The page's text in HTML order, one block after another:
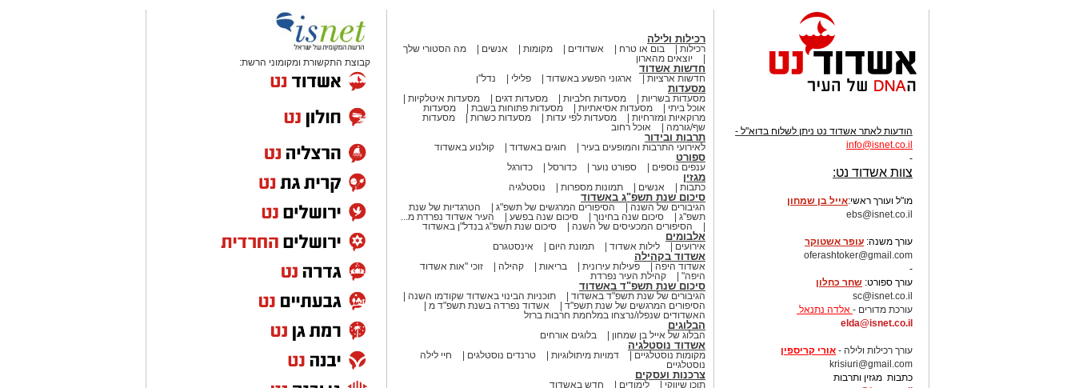
הודעות לאתר אשדוד נט ניתן לשלוח בדוא"ל -
info@isnet.co.i
-
צוות אשדוד נט:
מו"ל ועורך ראשי:אייל בן שמחון
ebs@isnet.co.il
עורך משנה: עופר אשטוקר
oferashtoker@gmail.com
-
עורך ספורט: שחר כחלון
sc@isnet.co.il
עורכת מדורים - אלדה נתנאל
elda@isnet.co.il
עורך רכילות ולילה - אורי קריספין
krisiuri@gmail.com
כתבות מגזין ותרבות
רכילות ולילה
רכילות בום או טרח אשדודים מקומות אנשים
מה הסטורי שלך
יוצאים מהארון
חדשות אשדוד
חדשות ארציות ארגוני הפשע באשדוד פלילי נדל"ן
מסעדות
מסעדות בשריות מסעדות חלביות מסעדות דגים
מסעדות איטלקיות
אוכל ביתי
מסעדות אסיאתיות מסעדות פתוחות בשבת
מסעדות
מרוקאיות ומזרחיות
מסעדות לפי עדות מסעדות כשרות
מסעדות
שף/גורמה
אוכל רחוב
תרבות ובידור
לאירועי התרבות והמופעים בעיר חוגים באשדוד קולנוע באשדוד
ספורט
ענפים נוספים ספורט נוער כדורסל כדורגל
מגזין
כתבות אנשים תמונות מספרות נוסטלגיה
סיכום שנת תשפ"ג באשדוד
הגיבורים של השנה הסיפורים המרגשים של תשפ"ג
הטרגדיות של שנת
תשפ"ג
סיכום שנה בחינוך סיכום שנה בפשע
העיר אשדוד נפרדת מ...
הסיפורים המכעיסים של השנה
סיכום שנת תשפ"ג בנדל"ן באשדוד
אלבומים
אירועים לילות אשדוד תמונת היום אינסטגרם
אשדוד בקהילה
אשדוד היפה פעילות עירונית בריאות קהילה
זוכי "אות אשדוד
היפה"
קהילת העיר נפרדת
סיכום שנת תשפ"ד באשדוד
הגיבורים של שנת תשפ"ד באשדוד
תוכניות הבינוי באשדוד שקודמו השנה
הסיפורים המרגשים של שנת תשפ"ד
אשדוד נפרדה בשנת תשפ"ד מ
האשדודים שנפלו/נרצחו במלחמת חרבות ברזל
הבלוגים
הבלוג של אייל בן שמחון בלוגים אורחים
אשדוד נוסטלגיה
מקומות נוסטלגיים דמויות מיתולוגיות טרנדים נוסטלגים
חיי לילה
נוסטלגיים
צרכנות ועסקים
תוכן שיווקי לימודים חדש באשדוד
קבוצת התקשורת ומקומוני הרשת: